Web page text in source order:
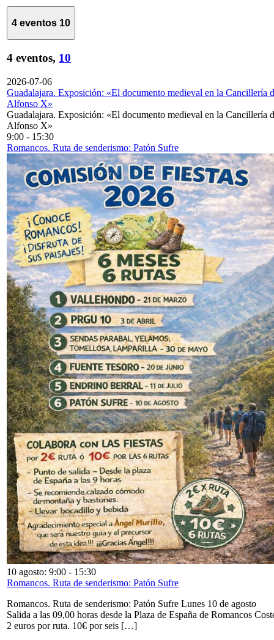
4 eventos 10
4 eventos, 10
2026-07-06
Guadalajara. Exposición: «El documento medieval en la Cancillería
Alfonso X»
Guadalajara. Exposición: «El documento medieval en la Cancillería
Alfonso X»
9:00 - 15:30
Romancos. Ruta de senderismo: Patón Sufre
10 agosto: 9:00 - 15:30
Romancos. Ruta de senderismo: Patón Sufre
Romancos. Ruta de senderismo: Patón Sufre Lunes 10 de agosto
Salida a las 09,00 horas desde la Plaza de España de Romancos
2 euros por ruta. 10€ por seis […]